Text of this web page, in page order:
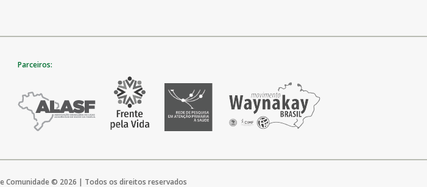
Parceiros:
Comunidade © 2026 | Todos os direitos reservados